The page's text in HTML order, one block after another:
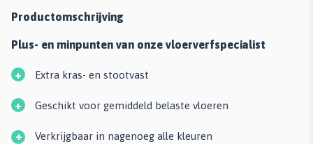
Productomschrijving
Plus- en minpunten van onze vloerverfspecialist
+ Extra kras- en stootvast
+ Geschikt voor gemiddeld belaste vloeren
+ Verkrijgbaar in nagenoeg alle kleuren